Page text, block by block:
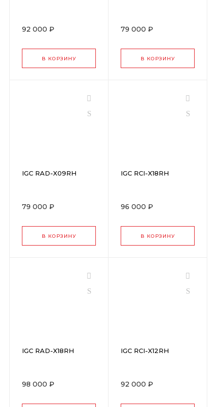
92 000 ₽
В КОРЗИНУ
79 000 ₽
В КОРЗИНУ
IGC RAD-X09RH
79 000 ₽
В КОРЗИНУ
IGC RCI-X18RH
96 000 ₽
В КОРЗИНУ
IGC RAD-X18RH
98 000 ₽
IGC RCI-X12RH
92 000 ₽